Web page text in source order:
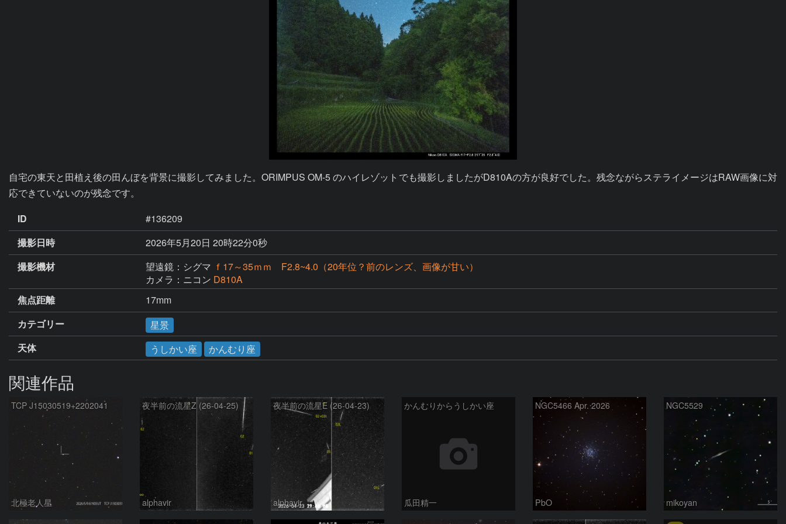
自宅の東天と田植え後の田んぼを背景に撮影してみました。ORIMPUS OM-5 のハイレゾットでも撮影しましたがD810Aの方が良好でした。残念ながらステライメージはRAW画像に対
応できていないのが残念です。
ID
#136209
撮影日時
2026年5月20日 20時22分0秒
撮影機材
望遠鏡：シグマ ｆ17～35ｍｍ F2.8~4.0（20年位？前のレンズ、画像が甘い）
カメラ：ニコン D810A
焦点距離
17mm
カテゴリー
星景
天体
うしかい座 かんむり座
関連作品
TCP J15030519+2202041
北極老人星
夜半前の流星Z (26-04-25)
alphavir
夜半前の流星E (26-04-23)
alphavir
かんむりからうしかい座
瓜田精一
NGC5466 Apr. 2026
PbO
NGC5529
mikoyan